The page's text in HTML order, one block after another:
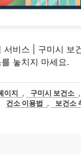
서비스 | 구미시 보
놓치지 마세요.
이지 , 구미시 보건소 ,
건소 이용법
, 보건소